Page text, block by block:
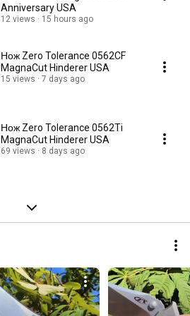
Anniversary USA
12 views 15 hours ago
Нож Zero Tolerance 0562CF
MagnaCut Hinderer USA
15 views 7 days ago
Нож Zero Tolerance 0562Ti
MagnaCut Hinderer USA
69 views 8 days ago